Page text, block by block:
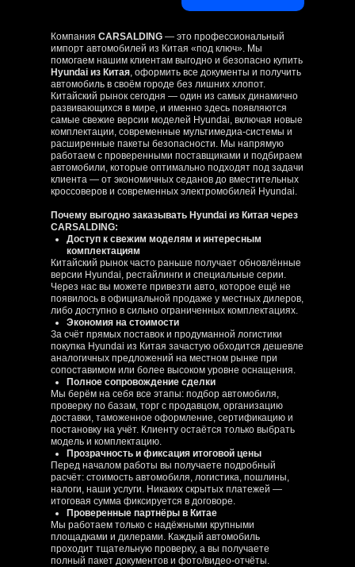
Компания CARSALDING — это профессиональный
импорт автомобилей из Китая «под ключ». Мы
помогаем нашим клиентам выгодно и безопасно купить
Hyundai из Китая, оформить все документы и получить
автомобиль в своём городе без лишних хлопот.
Китайский рынок сегодня — один из самых динамично
развивающихся в мире, и именно здесь появляются
самые свежие версии моделей Hyundai, включая новые
комплектации, современные мультимедиа‑системы и
расширенные пакеты безопасности. Мы напрямую
работаем с проверенными поставщиками и подбираем
автомобили, которые оптимально подходят под задачи
клиента — от экономичных седанов до вместительных
кроссоверов и современных электромобилей Hyundai.
Почему выгодно заказывать Hyundai из Китая через
CARSALDING:
Доступ к свежим моделям и интересным
комплектациям
Китайский рынок часто раньше получает обновлённые
версии Hyundai, рестайлинги и специальные серии.
Через нас вы можете привезти авто, которое ещё не
появилось в официальной продаже у местных дилеров,
либо доступно в сильно ограниченных комплектациях.
Экономия на стоимости
За счёт прямых поставок и продуманной логистики
покупка Hyundai из Китая зачастую обходится дешевле
аналогичных предложений на местном рынке при
сопоставимом или более высоком уровне оснащения.
Полное сопровождение сделки
Мы берём на себя все этапы: подбор автомобиля,
проверку по базам, торг с продавцом, организацию
доставки, таможенное оформление, сертификацию и
постановку на учёт. Клиенту остаётся только выбрать
модель и комплектацию.
Прозрачность и фиксация итоговой цены
Перед началом работы вы получаете подробный
расчёт: стоимость автомобиля, логистика, пошлины,
налоги, наши услуги. Никаких скрытых платежей —
итоговая сумма фиксируется в договоре.
Проверенные партнёры в Китае
Мы работаем только с надёжными крупными
площадками и дилерами. Каждый автомобиль
проходит тщательную проверку, а вы получаете
полный пакет документов и фото/видео‑отчёты.